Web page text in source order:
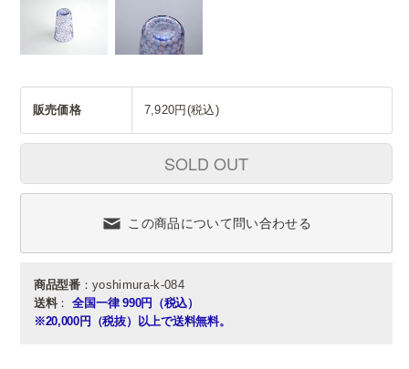
販売価格 7,920円(税込)
SOLD OUT
この商品について問い合わせる
商品型番：yoshimura-k-084
送料： 全国一律 990円（税込）
※20,000円（税抜）以上で送料無料。